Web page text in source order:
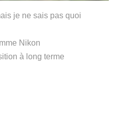
je ne sais pas quoi
Nikon
à long terme